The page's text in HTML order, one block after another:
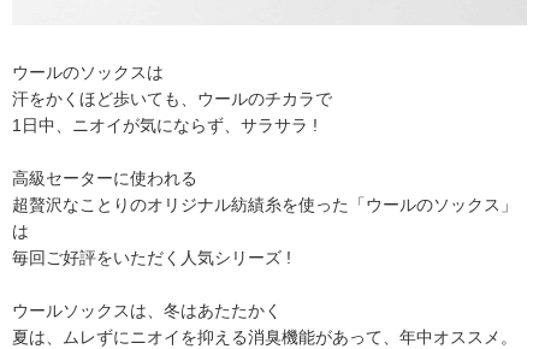
ウールのソックスは
汗をかくほど歩いても、ウールのチカラで
1日中、ニオイが気にならず、サラサラ !
高級セーターに使われる
超贅沢なことりのオリジナル紡績糸を使った「ウールのソックス」
は
毎回ご好評をいただく人気シリーズ !
ウールソックスは、冬はあたたかく
夏は、ムレずにニオイを抑える消臭機能があって、年中オススメ。